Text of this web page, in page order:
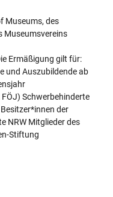
Museums, des
Museumsvereins
Ermäßigung gilt für:
und Auszubildende ab
FÖJ) Schwerbehinderte
der
NRW Mitglieder des
Stiftung